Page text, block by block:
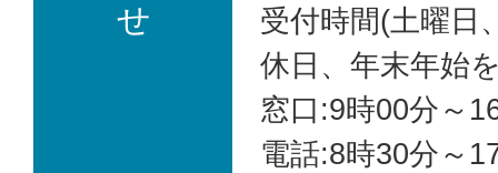
せ
受付時間(土曜日
休日、年末年始
窓口:9時00分～
電話:8時30分～